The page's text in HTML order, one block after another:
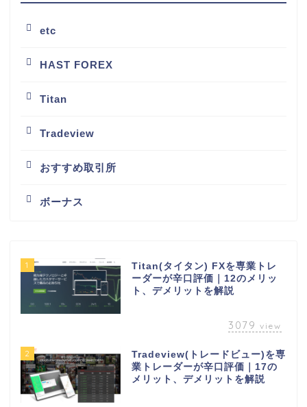
etc
HAST FOREX
Titan
Tradeview
おすすめ取引所
ボーナス
1
Titan(タイタン) FXを専業トレ
ーダーが辛口評価｜12のメリッ
ト、デメリットを解説
3079 view
2
Tradeview(トレードビュー)を専
業トレーダーが辛口評価｜17の
メリット、デメリットを解説